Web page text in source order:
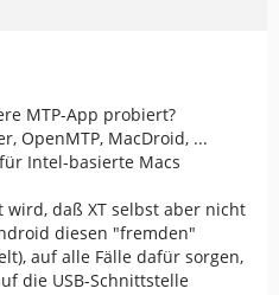
MTP-App probiert?
OpenMTP, MacDroid, ...
Intel-basierte Macs
daß XT selbst aber nicht
diesen "fremden"
auf alle Fälle dafür sorgen,
die USB-Schnittstelle